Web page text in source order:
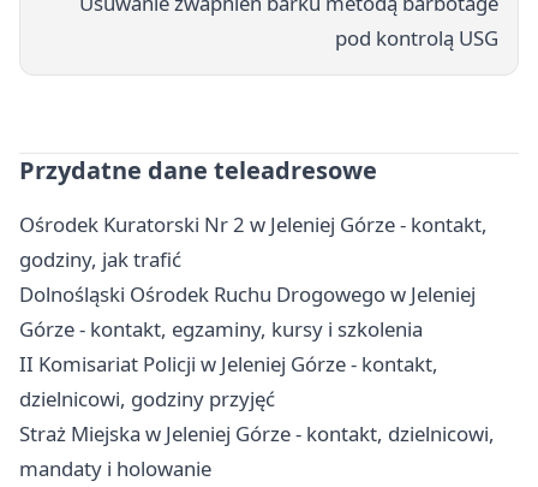
pod kontrolą USG
Przydatne dane teleadresowe
Ośrodek Kuratorski Nr 2 w Jeleniej Górze - kontakt,
godziny, jak trafić
Dolnośląski Ośrodek Ruchu Drogowego w Jeleniej
Górze - kontakt, egzaminy, kursy i szkolenia
II Komisariat Policji w Jeleniej Górze - kontakt,
dzielnicowi, godziny przyjęć
Straż Miejska w Jeleniej Górze - kontakt, dzielnicowi,
mandaty i holowanie